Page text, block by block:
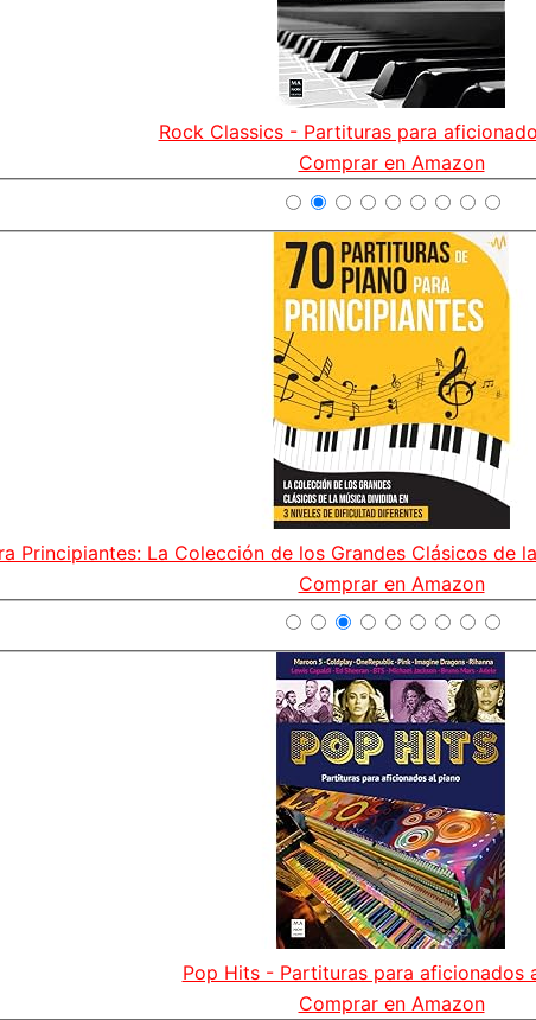
Rock Classics - Partituras para
Comprar en Amazon
Principiantes: La Colección de los Grandes Clásicos
Comprar en Amazon
Pop Hits - Partituras para aficionados
Comprar en Amazon